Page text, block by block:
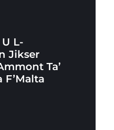
L-
Jikser
Ta’